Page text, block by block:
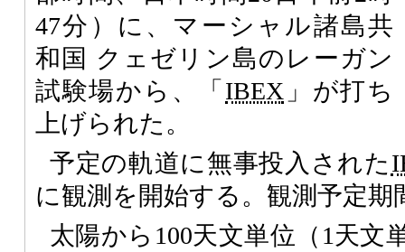
47分）に、マーシャル諸島共
和国 クェゼリン島のレーガン
試験場から、「 IBEX 」が打ち
上げられた。
予定の軌道に無事投入された
に観測を開始する。観測予定期
太陽から100天文単位（1天文